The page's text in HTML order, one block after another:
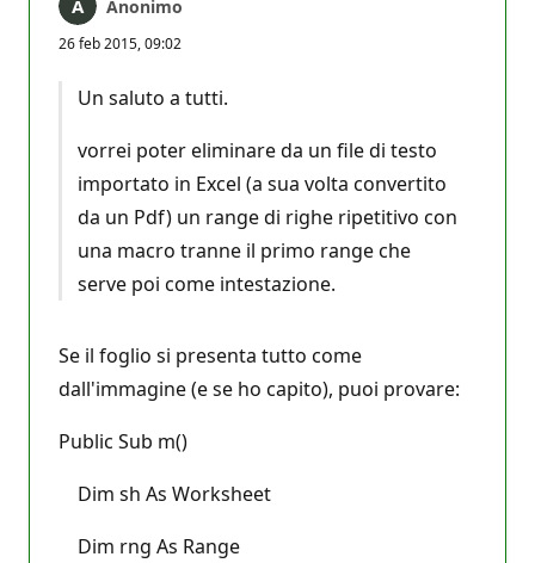
Anonimo
26 feb 2015, 09:02
Un saluto a tutti.
vorrei poter eliminare da un file di testo
importato in Excel (a sua volta convertito
da un Pdf) un range di righe ripetitivo con
una macro tranne il primo range che
serve poi come intestazione.
Se il foglio si presenta tutto come
dall'immagine (e se ho capito), puoi provare:
Public Sub m()
Dim sh As Worksheet
Dim rng As Range